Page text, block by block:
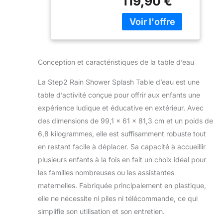
Activité pour Le
Jardin
diVertira les enfants
pendant des heures
! Les enfants
chutes d'eau et
beaucoup
grâce à la table
d’eau à deux
niveaux. Avec les
seaux inclus, l'eau
dans le bassin
supérieur, créant
ainsi une averse de
pluie en dessous.
JOUER SEUL ET A
PLUSIEURS : Grâce
à la conception
Conception et caractéristiques de la table d’eau
La Step2 Rain Shower Splash Table d’eau est une
table d’activité conçue pour offrir aux enfants une
expérience ludique et éducative en extérieur. Avec
des dimensions de 99,1 x 61 x 81,3 cm et un poids de
6,8 kilogrammes, elle est suffisamment robuste tout
en restant facile à déplacer. Sa capacité à accueillir
plusieurs enfants à la fois en fait un choix idéal pour
les familles nombreuses ou les assistantes
maternelles. Fabriquée principalement en plastique,
elle ne nécessite ni piles ni télécommande, ce qui
simplifie son utilisation et son entretien.